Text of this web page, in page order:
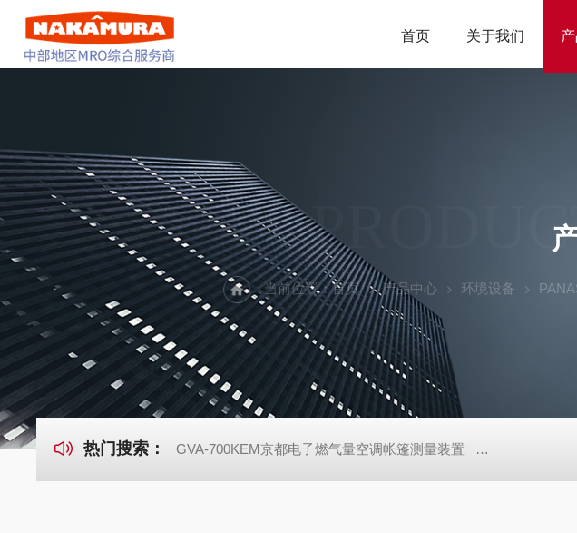
首页 关于我们
当前位置：首页 产品中心 环境设备
热门搜索： GVA-700KEM京都电子燃气量空调帐篷测量装置 MD-Win日本：